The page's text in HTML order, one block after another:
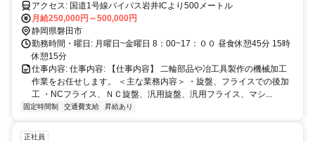
国道1号線バイパス岩井インターより500Ｍと通勤に便利な職場です。
アクセス: 国道1号線バイパス岩井ICより500メートル
月給250,000円～500,000円
静岡県磐田市
勤務時間・曜日: 月曜日~金曜日 8：00~17：００ 昼食休憩45分 15時
休憩15分
仕事内容: 仕事内容: 【仕事内容】 二輪部品や冶工具製作の機械加工
作業をお任せします。 ＜主な業務内容＞ ・旋盤、フライスでの後加
工 ・NCフライス、ＮＣ旋盤、汎用旋盤、汎用フライス、マシ...
固定時間制 交通費支給 昇給あり
正社員